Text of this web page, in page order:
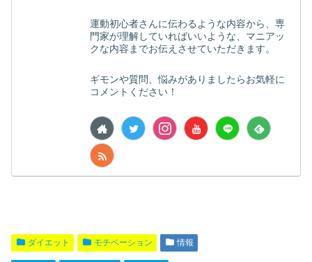
運動初心者さんに伝わるような内容から、専
門家が理解していればいいような、マニアッ
クな内容までお伝えさせていただきます。
ギモンや質問、悩みがありましたらお気軽に
コメントください！
ダイエット モチベーション 情報